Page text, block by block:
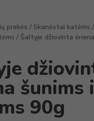
prekės / Skanėstai katėms /
/ Šaltyje džiovinta
šunims
90g